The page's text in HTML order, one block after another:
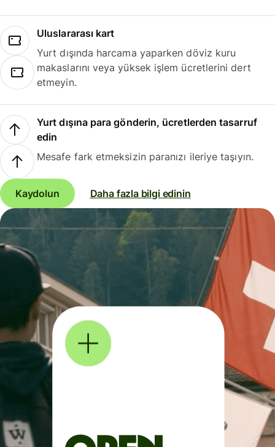
Uluslararası kart
Yurt dışında harcama yaparken döviz kuru
makaslarını veya yüksek işlem ücretlerini dert
etmeyin.
Yurt dışına para gönderin, ücretlerden tasarruf
edin
Mesafe fark etmeksizin paranızı ileriye taşıyın.
Kaydolun Daha fazla bilgi edinin